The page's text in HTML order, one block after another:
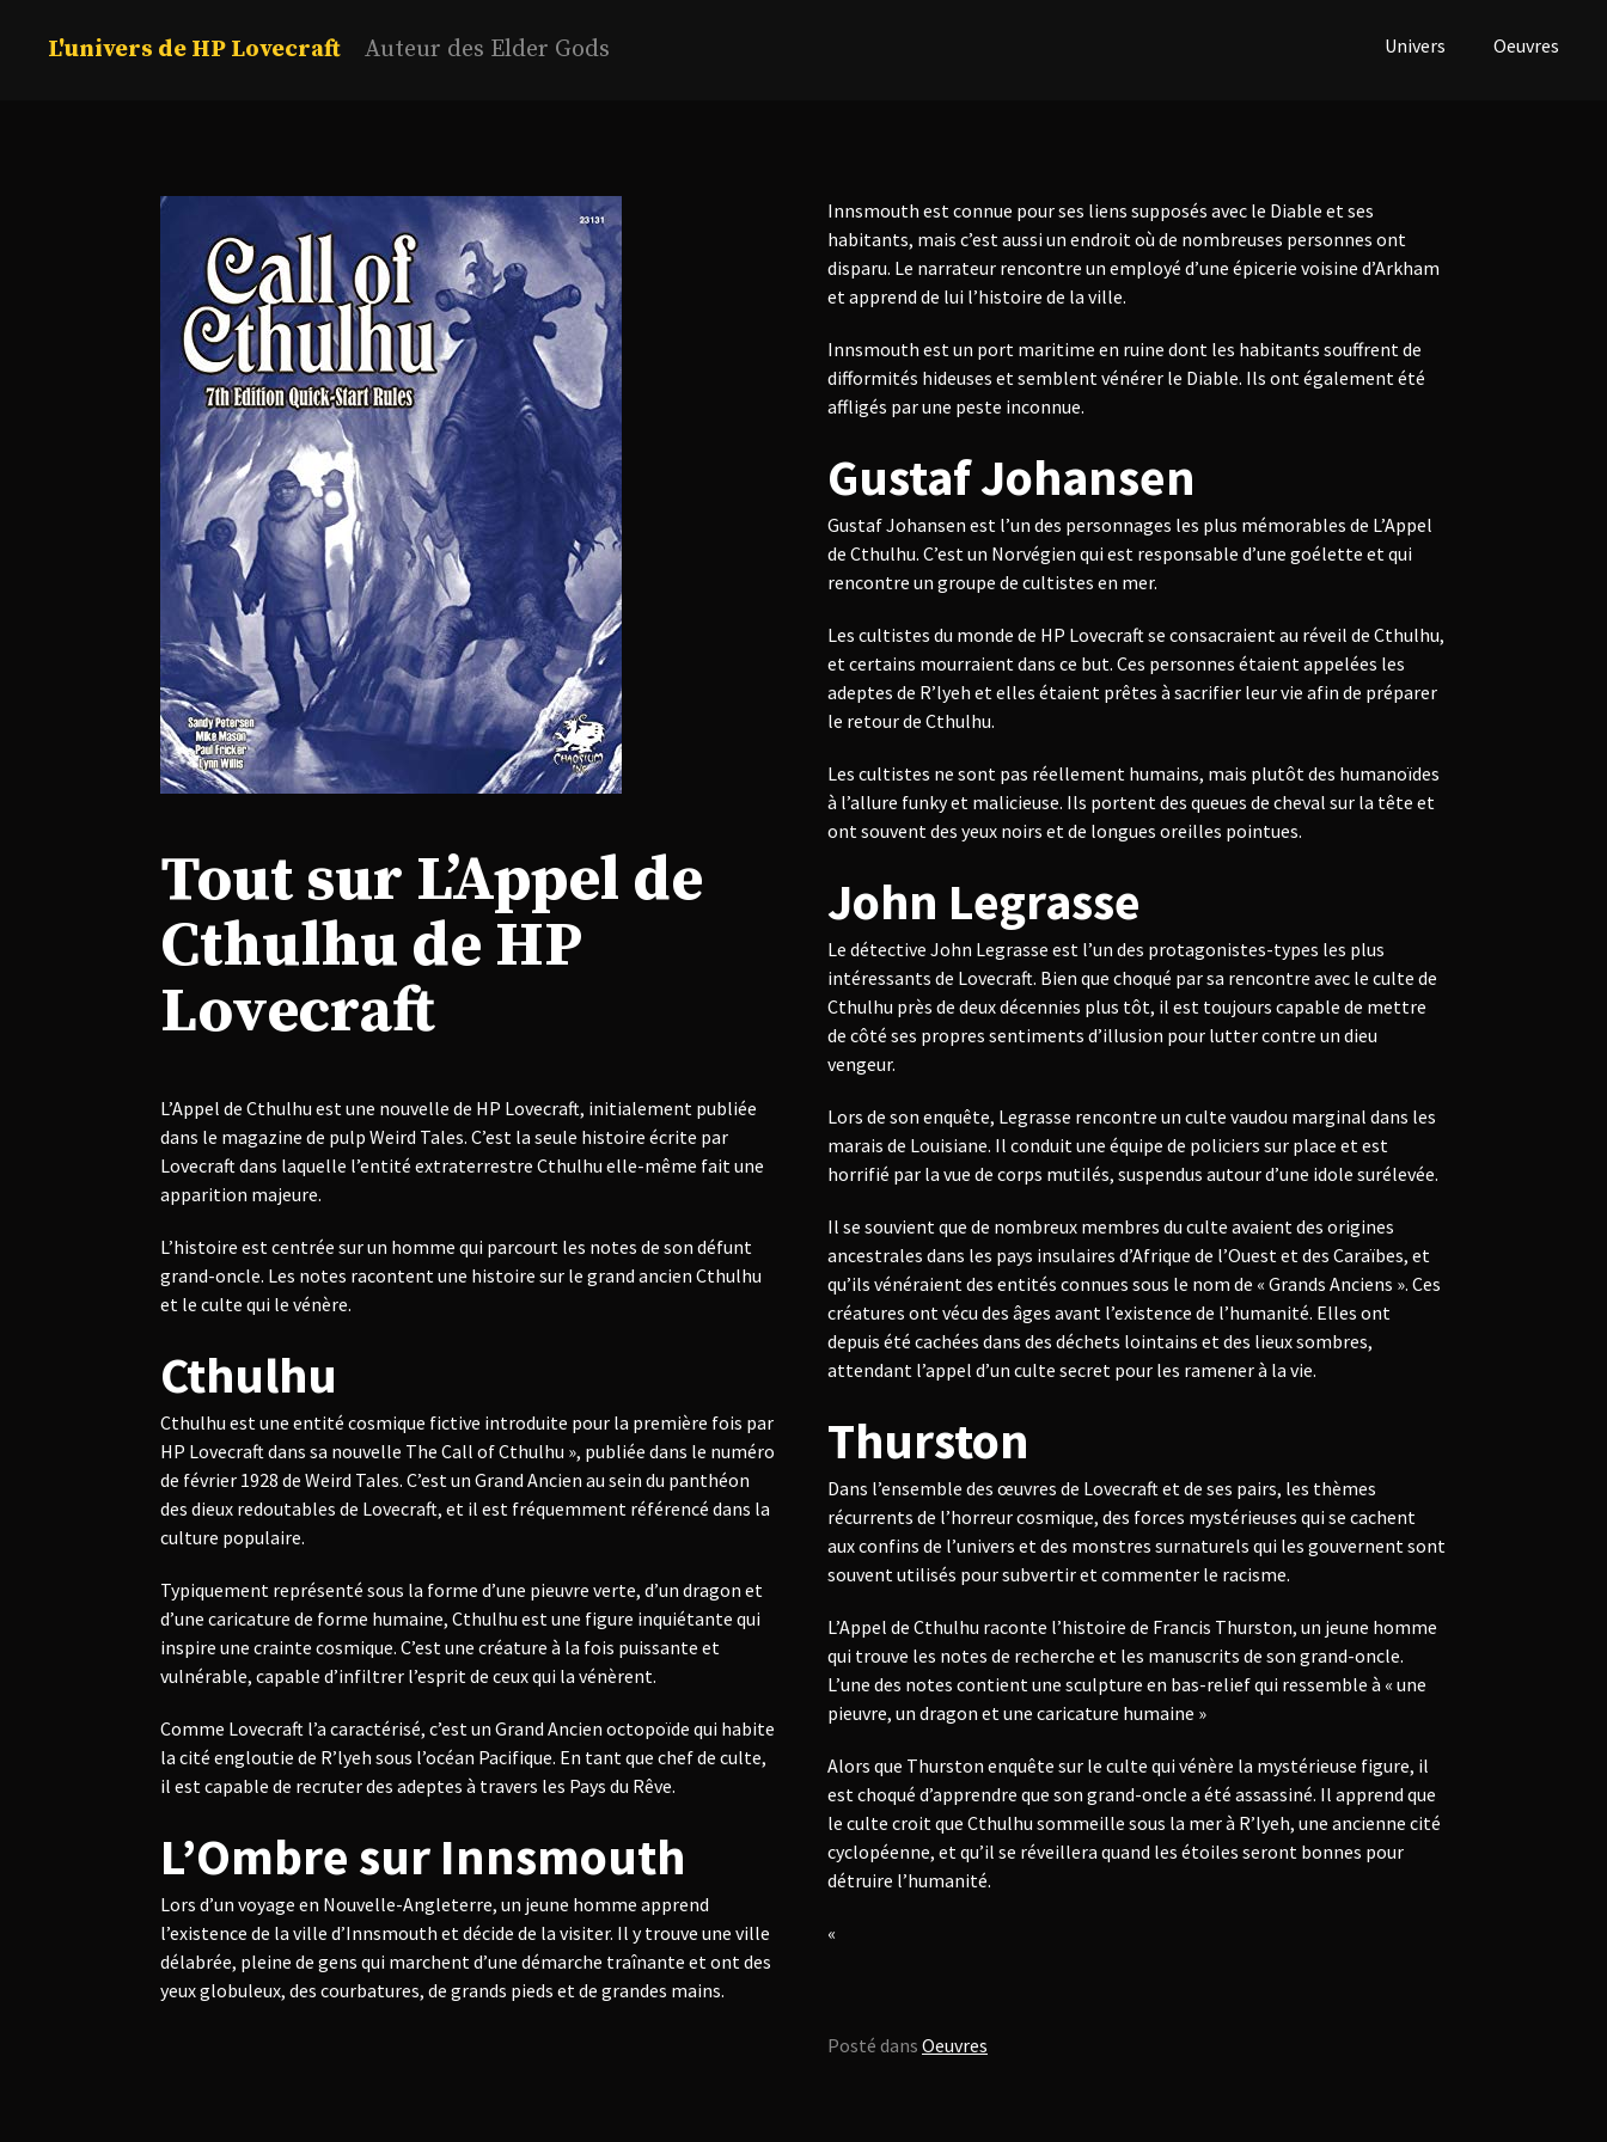
L'univers de HP Lovecraft Auteur des Elder Gods Oeuvres
Univers
Tout sur L’Appel de
Cthulhu de HP
Lovecraft
L’Appel de Cthulhu est une nouvelle de HP Lovecraft, initialement publiée
dans le magazine de pulp Weird Tales. C’est la seule histoire écrite par
Lovecraft dans laquelle l’entité extraterrestre Cthulhu elle-même fait une
apparition majeure.
L’histoire est centrée sur un homme qui parcourt les notes de son défunt
grand-oncle. Les notes racontent une histoire sur le grand ancien Cthulhu
et le culte qui le vénère.
Cthulhu
Cthulhu est une entité cosmique fictive introduite pour la première fois par
HP Lovecraft dans sa nouvelle The Call of Cthulhu », publiée dans le numéro
de février 1928 de Weird Tales. C’est un Grand Ancien au sein du panthéon
des dieux redoutables de Lovecraft, et il est fréquemment référencé dans la
culture populaire.
Typiquement représenté sous la forme d’une pieuvre verte, d’un dragon et
d’une caricature de forme humaine, Cthulhu est une figure inquiétante qui
inspire une crainte cosmique. C’est une créature à la fois puissante et
vulnérable, capable d’infiltrer l’esprit de ceux qui la vénèrent.
Comme Lovecraft l’a caractérisé, c’est un Grand Ancien octopoïde qui habite
la cité engloutie de R’lyeh sous l’océan Pacifique. En tant que chef de culte,
il est capable de recruter des adeptes à travers les Pays du Rêve.
L’Ombre sur Innsmouth
Lors d’un voyage en Nouvelle-Angleterre, un jeune homme apprend
l’existence de la ville d’Innsmouth et décide de la visiter. Il y trouve une ville
délabrée, pleine de gens qui marchent d’une démarche traînante et ont des
yeux globuleux, des courbatures, de grands pieds et de grandes mains.
Innsmouth est connue pour ses liens supposés avec le Diable et ses
habitants, mais c’est aussi un endroit où de nombreuses personnes ont
disparu. Le narrateur rencontre un employé d’une épicerie voisine d’Arkham
et apprend de lui l’histoire de la ville.
Innsmouth est un port maritime en ruine dont les habitants souffrent de
difformités hideuses et semblent vénérer le Diable. Ils ont également été
affligés par une peste inconnue.
Gustaf Johansen
Gustaf Johansen est l’un des personnages les plus mémorables de L’Appel
de Cthulhu. C’est un Norvégien qui est responsable d’une goélette et qui
rencontre un groupe de cultistes en mer.
Les cultistes du monde de HP Lovecraft se consacraient au réveil de Cthulhu,
et certains mourraient dans ce but. Ces personnes étaient appelées les
adeptes de R’lyeh et elles étaient prêtes à sacrifier leur vie afin de préparer
le retour de Cthulhu.
Les cultistes ne sont pas réellement humains, mais plutôt des humanoïdes
à l’allure funky et malicieuse. Ils portent des queues de cheval sur la tête et
ont souvent des yeux noirs et de longues oreilles pointues.
John Legrasse
Le détective John Legrasse est l’un des protagonistes-types les plus
intéressants de Lovecraft. Bien que choqué par sa rencontre avec le culte de
Cthulhu près de deux décennies plus tôt, il est toujours capable de mettre
de côté ses propres sentiments d’illusion pour lutter contre un dieu
vengeur.
Lors de son enquête, Legrasse rencontre un culte vaudou marginal dans les
marais de Louisiane. Il conduit une équipe de policiers sur place et est
horrifié par la vue de corps mutilés, suspendus autour d’une idole surélevée.
Il se souvient que de nombreux membres du culte avaient des origines
ancestrales dans les pays insulaires d’Afrique de l’Ouest et des Caraïbes, et
qu’ils vénéraient des entités connues sous le nom de « Grands Anciens ». Ces
créatures ont vécu des âges avant l’existence de l’humanité. Elles ont
depuis été cachées dans des déchets lointains et des lieux sombres,
attendant l’appel d’un culte secret pour les ramener à la vie.
Thurston
Dans l’ensemble des œuvres de Lovecraft et de ses pairs, les thèmes
récurrents de l’horreur cosmique, des forces mystérieuses qui se cachent
aux confins de l’univers et des monstres surnaturels qui les gouvernent sont
souvent utilisés pour subvertir et commenter le racisme.
L’Appel de Cthulhu raconte l’histoire de Francis Thurston, un jeune homme
qui trouve les notes de recherche et les manuscrits de son grand-oncle.
L’une des notes contient une sculpture en bas-relief qui ressemble à « une
pieuvre, un dragon et une caricature humaine »
Alors que Thurston enquête sur le culte qui vénère la mystérieuse figure, il
est choqué d’apprendre que son grand-oncle a été assassiné. Il apprend que
le culte croit que Cthulhu sommeille sous la mer à R’lyeh, une ancienne cité
cyclopéenne, et qu’il se réveillera quand les étoiles seront bonnes pour
détruire l’humanité.
«
Posté dans Oeuvres